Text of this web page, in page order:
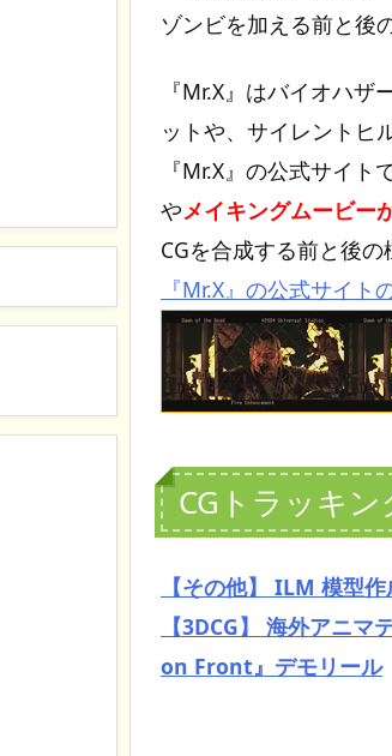
ゾンビを加える前と後
『Mr.X』はバイオハ
ットや、サイレントヒ
『Mr.X』の公式サイ
やメイキングムービー
CGを合成する前と後の
『Mr.X』の公式サイト
CGトラッキ
【その他】 ILM 模型
【3DCG】 海外アニ
on Front』デモリール